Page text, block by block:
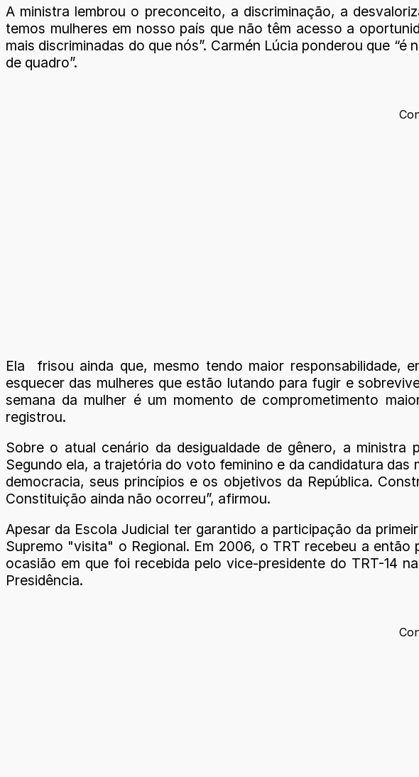
A ministra lembrou o preconceito, a discriminação, a
temos mulheres em nosso país que não têm acesso a
mais discriminadas do que nós”. Carmén Lúcia ponderou que
de quadro”.
Ela frisou ainda que, mesmo tendo maior responsabilidade,
esquecer das mulheres que estão lutando para fugir e
semana da mulher é um momento de comprometimento
registrou.
Sobre o atual cenário da desigualdade de gênero, a
Segundo ela, a trajetória do voto feminino e da candidatura
democracia, seus princípios e os objetivos da República.
Constituição ainda não ocorreu”, afirmou.
Apesar da Escola Judicial ter garantido a participação da
Supremo "visita" o Regional. Em 2006, o TRT recebeu a
ocasião em que foi recebida pelo vice-presidente do TRT-14
Presidência.